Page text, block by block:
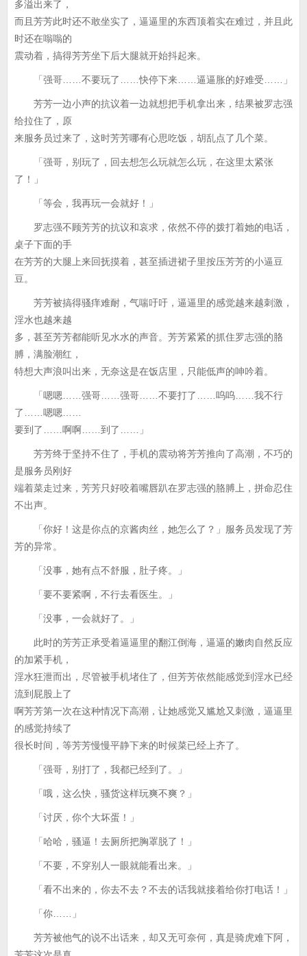
多溢出来了，
而且芳芳此时还不敢坐实了，逼逼里的东西顶着实在难过，并且此
时还在嗡嗡的
震动着，搞得芳芳坐下后大腿就开始抖起来。
「强哥……不要玩了……快停下来……逼逼胀的好难受……」
芳芳一边小声的抗议着一边就想把手机拿出来，结果被罗志强
给拉住了，原
来服务员过来了，这时芳芳哪有心思吃饭，胡乱点了几个菜。
「强哥，别玩了，回去想怎么玩就怎么玩，在这里太紧张
了！」
「等会，我再玩一会就好！」
罗志强不顾芳芳的抗议和哀求，依然不停的拨打着她的电话，
桌子下面的手
在芳芳的大腿上来回抚摸着，甚至插进裙子里按压芳芳的小逼豆
豆。
芳芳被搞得骚痒难耐，气喘吁吁，逼逼里的感觉越来越刺激，
淫水也越来越
多，甚至芳芳都能听见水水的声音。芳芳紧紧的抓住罗志强的胳
膊，满脸潮红，
特想大声浪叫出来，无奈这是在饭店里，只能低声的呻吟着。
「嗯嗯……强哥……强哥……不要打了……呜呜……我不行
了……嗯嗯……
要到了……啊啊……到了……」
芳芳终于坚持不住了，手机的震动将芳芳推向了高潮，不巧的
是服务员刚好
端着菜走过来，芳芳只好咬着嘴唇趴在罗志强的胳膊上，拼命忍住
不出声。
「你好！这是你点的京酱肉丝，她怎么了？」服务员发现了芳
芳的异常。
「没事，她有点不舒服，肚子疼。」
「要不要紧啊，不行去看医生。」
「没事，一会就好了。」
此时的芳芳正承受着逼逼里的翻江倒海，逼逼的嫩肉自然反应
的加紧手机，
淫水狂泄而出，尽管被手机堵住了，但芳芳依然能感觉到淫水已经
流到屁股上了
啊芳芳第一次在这种情况下高潮，让她感觉又尴尬又刺激，逼逼里
的感觉持续了
很长时间，等芳芳慢慢平静下来的时候菜已经上齐了。
「强哥，别打了，我都已经到了。」
「哦，这么快，骚货这样玩爽不爽？」
「讨厌，你个大坏蛋！」
「哈哈，骚逼！去厕所把胸罩脱了！」
「不要，不穿别人一眼就能看出来。」
「看不出来的，你去不去？不去的话我就接着给你打电话！」
「你……」
芳芳被他气的说不出话来，却又无可奈何，真是骑虎难下阿，